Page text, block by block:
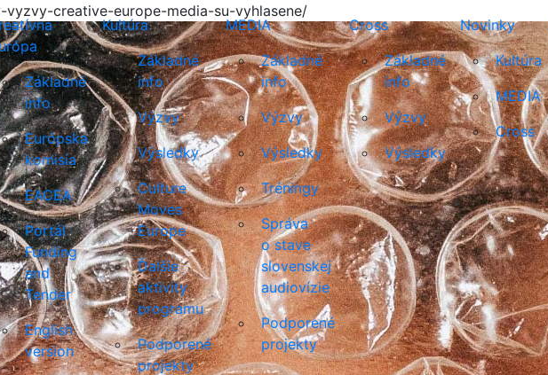
vyzvy-creative-europe-media-su-vyhlasene/
Základné
info
Európska
komisia
EACEA
Portál
Funding
and
Tender
English
version
Kultúra
Základné
info
Výzvy
Výsledky
Culture
Moves
Europe
Ďalšie
aktivity
programu
Podporené
projekty
MEDIA
Základné
info
Výzvy
Výsledky
Tréningy
Správa
o stave
slovenskej
audiovízie
Podporené
projekty
Cross
Základné
info
Výzvy
Výsledky
Novinky
Kultúra
MEDIA
Cross